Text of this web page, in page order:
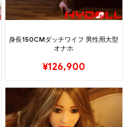
身長150CMダッチワイフ 男性用大型
オナホ
¥126,900